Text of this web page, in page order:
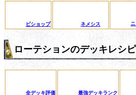
ビショップ ネメシス
ローテションのデッキレシピ
全デッキ評価 最強デッキランク